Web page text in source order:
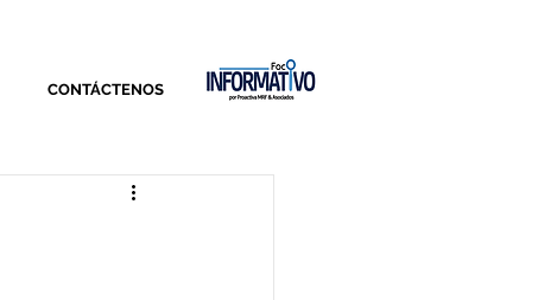
CONTÁCTENOS